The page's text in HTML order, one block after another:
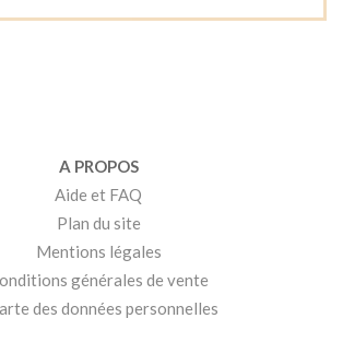
A PROPOS
Aide et FAQ
Plan du site
Mentions légales
générales de vente
des données personnelles